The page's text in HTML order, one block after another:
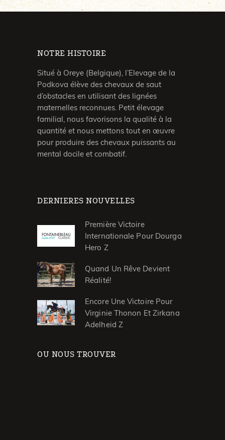
NOTRE HISTOIRE
Situé à Oreye (Belgique), l’Elevage de la
Podkova élève des chevaux de saut
d’obstacles en utilisant des lignées
maternelles reconnues. Petit élevage
familial, nous favorisons la qualité à la
quantité et nous mettons tout en œuvre
pour produire des chevaux puissants au
mental docile et combatif.
DERNIERES NOUVELLES
Première Victoire
Internationale Pour Dourga
Hero Z
Quand Un Rêve Devient
Réalité!
Encore Une Victoire Pour
Virginie Thonon Et Zirkana
Adelheid Z
OU NOUS TROUVER